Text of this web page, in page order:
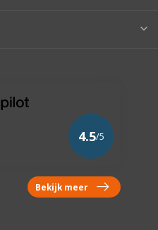
4.5/5
Bekijk meer